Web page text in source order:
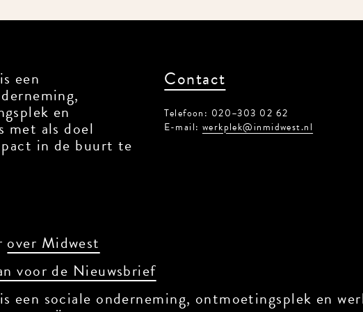
een
en
met als doel
in de buurt te
Contact
Telefoon: 020–303 02 62
E-mail: werkplek@inmidwest.nl
over Midwest
voor de Nieuwsbrief
een sociale onderneming, ontmoetingsplek en